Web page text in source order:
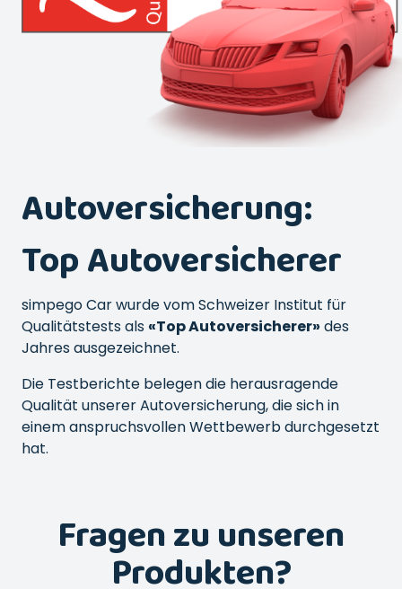
Autoversicherung:
Top Autoversicherer
simpego Car wurde vom Schweizer Institut für
Qualitätstests als «Top Autoversicherer» des
Jahres ausgezeichnet.
Die Testberichte belegen die herausragende
Qualität unserer Autoversicherung, die sich in
einem anspruchsvollen Wettbewerb durchgesetzt
hat.
Fragen zu unseren
Produkten?